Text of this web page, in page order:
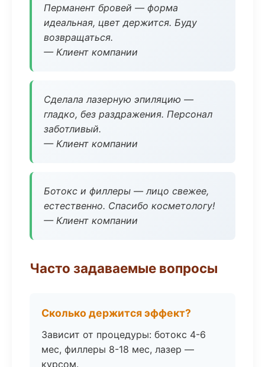
Перманент бровей — форма
идеальная, цвет держится. Буду
возвращаться.
— Клиент компании
Сделала лазерную эпиляцию —
гладко, без раздражения. Персонал
заботливый.
— Клиент компании
Ботокс и филлеры — лицо свежее,
естественно. Спасибо косметологу!
— Клиент компании
Часто задаваемые вопросы
Сколько держится эффект?
Зависит от процедуры: ботокс 4-6
мес, филлеры 8-18 мес, лазер —
курсом.